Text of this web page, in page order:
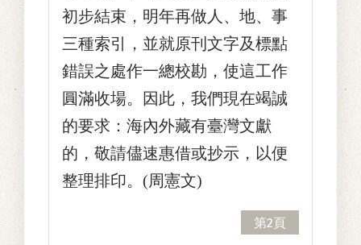
初步結束，明年再做人、地、事
三種索引，並就原刊文字及標點
錯誤之處作一總校勘，使這工作
圓滿收場。因此，我們現在竭誠
的要求：海內外藏有臺灣文獻
的，敬請儘速惠借或抄示，以便
整理排印。(周憲文)
第2頁